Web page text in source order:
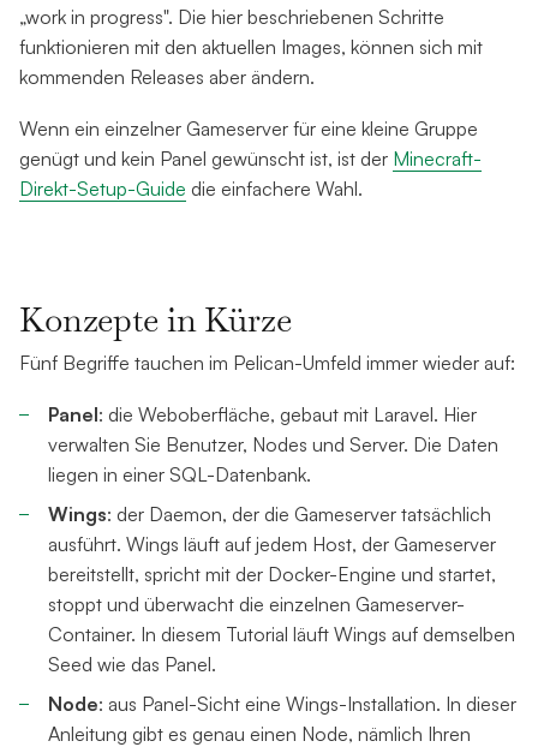
„work in progress". Die hier beschriebenen Schritte
funktionieren mit den aktuellen Images, können sich mit
kommenden Releases aber ändern.
Wenn ein einzelner Gameserver für eine kleine Gruppe
genügt und kein Panel gewünscht ist, ist der Minecraft-
Direkt-Setup-Guide die einfachere Wahl.
Konzepte in Kürze
Fünf Begriffe tauchen im Pelican-Umfeld immer wieder auf:
Panel: die Weboberfläche, gebaut mit Laravel. Hier
verwalten Sie Benutzer, Nodes und Server. Die Daten
liegen in einer SQL-Datenbank.
Wings: der Daemon, der die Gameserver tatsächlich
ausführt. Wings läuft auf jedem Host, der Gameserver
bereitstellt, spricht mit der Docker-Engine und startet,
stoppt und überwacht die einzelnen Gameserver-
Container. In diesem Tutorial läuft Wings auf demselben
Seed wie das Panel.
Node: aus Panel-Sicht eine Wings-Installation. In dieser
Anleitung gibt es genau einen Node, nämlich Ihren